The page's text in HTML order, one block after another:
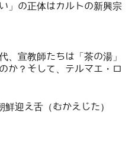
」の正体はカルトの新興宗
、宣教師たちは「茶の湯」
か？そして、テルマエ・ロ
迎え舌（むかえじた）